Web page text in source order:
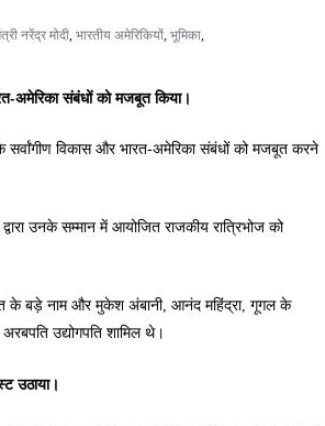
नरेंद्र मोदी, भारतीय अमेरिकियों, भूमिका,
अमेरिका संबंधों को मजबूत किया।
सर्वांगीण विकास और भारत-अमेरिका संबंधों को मजबूत करने
उनके सम्मान में आयोजित राजकीय रात्रिभोज को
के बड़े नाम और मुकेश अंबानी, आनंद महिंद्रा, गूगल के
उद्योगपति शामिल थे।
उठाया।